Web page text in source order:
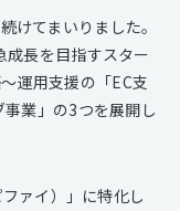
てまいりました。
長を目指すスター
運用支援の「EC支
業」の3つを展開し
ァイ）」に特化し